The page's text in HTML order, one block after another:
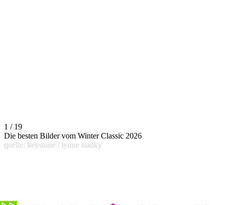
1 / 19
Die besten Bilder vom Winter Classic 2026
quelle: keystone / lynne sladky